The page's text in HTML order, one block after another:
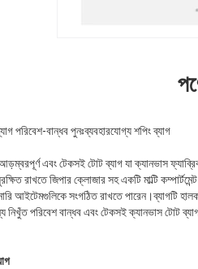
পরিবেশ-বান্ধব পুনঃব্যবহারযোগ্য শপিং ব্যাগ
এবং টেকসই টোট ব্যাগ যা ক্যানভাস
রাখতে জিপার ক্লোজার সহ একটি মাল্টি
আইটেমগুলিকে সংগঠিত রাখতে পারেন।ব্যাগটি
নিখুঁত পরিবেশ বান্ধব এবং টেকসই ক্যানভাস টোট